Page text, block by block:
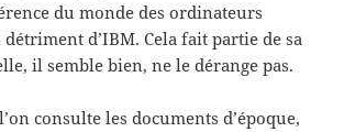
du monde des ordinateurs
d’IBM. Cela fait partie de sa
il semble bien, ne le dérange pas.
consulte les documents d’époque,